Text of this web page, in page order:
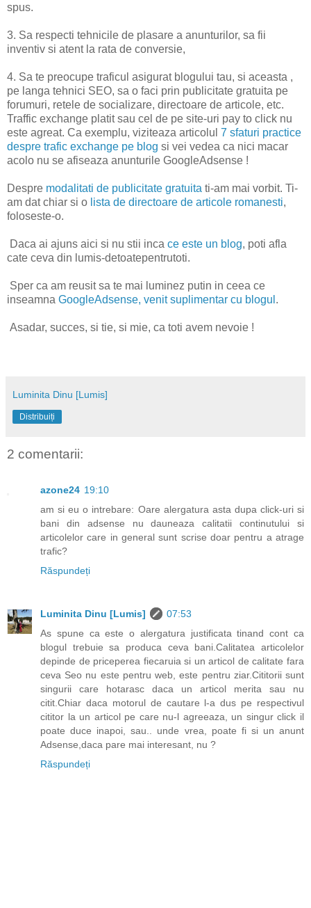
spus.
3. Sa respecti tehnicile de plasare a anunturilor, sa fii
inventiv si atent la rata de conversie,
4. Sa te preocupe traficul asigurat blogului tau, si aceasta ,
pe langa tehnici SEO, sa o faci prin publicitate gratuita pe
forumuri, retele de socializare, directoare de articole, etc.
Traffic exchange platit sau cel de pe site-uri pay to click nu
este agreat. Ca exemplu, viziteaza articolul 7 sfaturi practice
despre trafic exchange pe blog si vei vedea ca nici macar
acolo nu se afiseaza anunturile GoogleAdsense !
Despre modalitati de publicitate gratuita ti-am mai vorbit. Ti-
am dat chiar si o lista de directoare de articole romanesti,
foloseste-o.
Daca ai ajuns aici si nu stii inca ce este un blog, poti afla
cate ceva din lumis-detoatepentrutoti.
Sper ca am reusit sa te mai luminez putin in ceea ce
inseamna GoogleAdsense, venit suplimentar cu blogul .
Asadar, succes, si tie, si mie, ca toti avem nevoie !
Luminita Dinu [Lumis]
Distribuiți
2 comentarii:
azone24 19:10
am si eu o intrebare: Oare alergatura asta dupa click-uri si
bani din adsense nu dauneaza calitatii continutului si
articolelor care in general sunt scrise doar pentru a atrage
trafic?
Răspundeți
Luminita Dinu [Lumis]
07:53
As spune ca este o alergatura justificata tinand cont ca
blogul trebuie sa produca ceva bani.Calitatea articolelor
depinde de priceperea fiecaruia si un articol de calitate fara
ceva Seo nu este pentru web, este pentru ziar.Cititorii sunt
singurii care hotarasc daca un articol merita sau nu
citit.Chiar daca motorul de cautare l-a dus pe respectivul
cititor la un articol pe care nu-l agreeaza, un singur click il
poate duce inapoi, sau.. unde vrea, poate fi si un anunt
Adsense,daca pare mai interesant, nu ?
Răspundeți